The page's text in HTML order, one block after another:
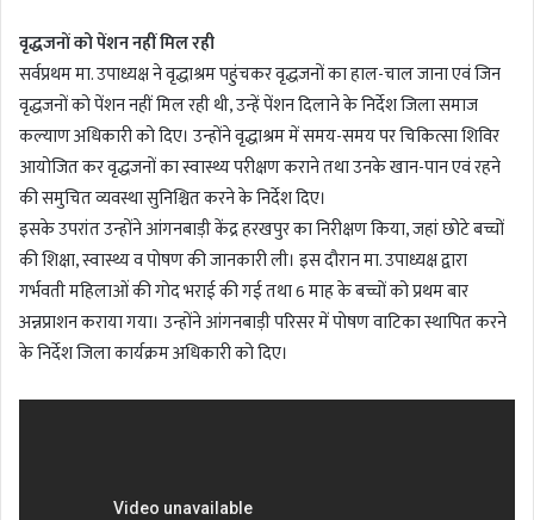
वृद्धजनों को पेंशन नहीं मिल रही
सर्वप्रथम मा. उपाध्यक्ष ने वृद्धाश्रम पहुंचकर वृद्धजनों का हाल-चाल जाना एवं जिन
वृद्धजनों को पेंशन नहीं मिल रही थी, उन्हें पेंशन दिलाने के निर्देश जिला समाज
कल्याण अधिकारी को दिए। उन्होंने वृद्धाश्रम में समय-समय पर चिकित्सा शिविर
आयोजित कर वृद्धजनों का स्वास्थ्य परीक्षण कराने तथा उनके खान-पान एवं रहने
की समुचित व्यवस्था सुनिश्चित करने के निर्देश दिए।
इसके उपरांत उन्होंने आंगनबाड़ी केंद्र हरखपुर का निरीक्षण किया, जहां छोटे बच्चों
की शिक्षा, स्वास्थ्य व पोषण की जानकारी ली। इस दौरान मा. उपाध्यक्ष द्वारा
गर्भवती महिलाओं की गोद भराई की गई तथा 6 माह के बच्चों को प्रथम बार
अन्नप्राशन कराया गया। उन्होंने आंगनबाड़ी परिसर में पोषण वाटिका स्थापित करने
के निर्देश जिला कार्यक्रम अधिकारी को दिए।